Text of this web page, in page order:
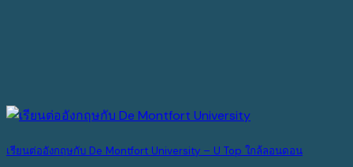
เรียนต่ออังกฤษกับ De Montfort University – U Top ใกล้ลอนดอน